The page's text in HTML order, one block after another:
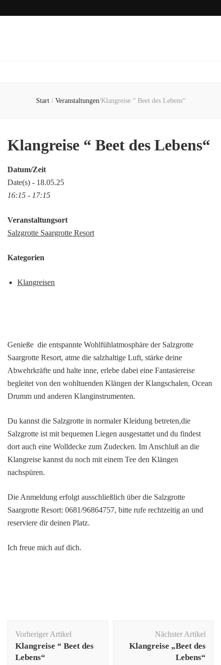
Start / Veranstaltungen/Klangreise “ Beet des Lebens“
Klangreise “ Beet des Lebens“
Datum/Zeit
Date(s) - 18.05.25
16:15 - 17:15
Veranstaltungsort
Salzgrotte Saargrotte Resort
Kategorien
Klangreisen
Genieße die entspannte Wohlfühlatmosphäre der Salzgrotte
Saargrotte Resort, atme die salzhaltige Luft, stärke deine
Abwehrkräfte und halte inne, erlebe dabei eine Fantasiereise
begleitet von den wohltuenden Klängen der Klangschalen, Ocean
Drumm und anderen Klanginstrumenten.
Du kannst die Salzgrotte in normaler Kleidung betreten,die
Salzgrotte ist mit bequemen Liegen ausgestattet und du findest
dort auch eine Wolldecke zum Zudecken. Im Anschluß an die
Klangreise kannst du noch mit einem Tee den Klängen
nachspüren.
Die Anmeldung erfolgt ausschließlich über die Salzgrotte
Saargrotte Resort: 0681/96864757, bitte rufe rechtzeitig an und
reserviere dir deinen Platz.
Ich freue mich auf dich.
Vorheriger Artikel
Klangreise “ Beet des
Lebens“
Nächster Artikel
Klangreise „Beet des
Lebens“